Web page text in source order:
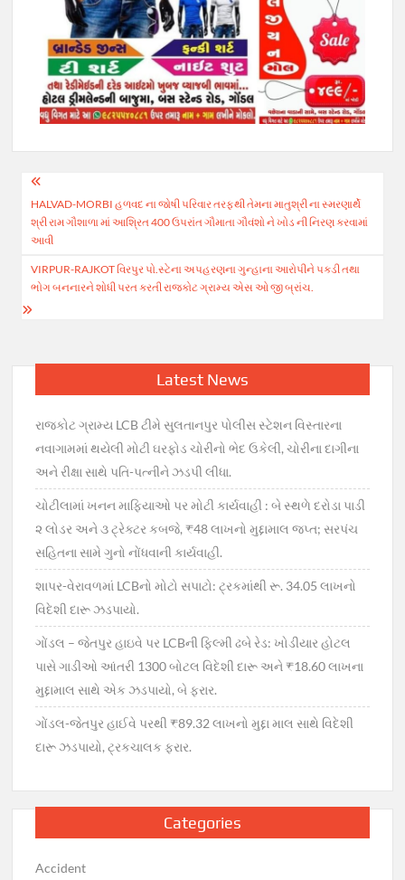
Post
navigation
HALVAD-MORBI હળવદ ના જોષી પરિવાર તરફથી તેમના માતુશ્રી ના સ્મરણાર્થે
શ્રી રામ ગૌશાળા માં આશ્રિત 400 ઉપરાંત ગૌમાતા ગૌવંશો ને ખોડ ની નિરણ કરવામાં
આવી
VIRPUR-RAJKOT વિરપુર પો.સ્ટેના અપહરણના ગુન્હાના આરોપીને પકડી તથા
ભોગ બનનારને શોધી પરત કરતી રાજકોટ ગ્રામ્ય એસ ઓ જી બ્રાંચ.
Latest News
રાજકોટ ગ્રામ્ય LCB ટીમે સુલતાનપુર પોલીસ સ્ટેશન વિસ્તારના
નવાગામમાં થયેલી મોટી ઘરફોડ ચોરીનો ભેદ ઉકેલી, ચોરીના દાગીના
અને રીક્ષા સાથે પતિ-પત્નીને ઝડપી લીધા.
ચોટીલામાં ખનન માફિયાઓ પર મોટી કાર્યવાહી : બે સ્થળે દરોડા પાડી
૨ લોડર અને ૩ ટ્રેક્ટર કબજે, ₹48 લાખનો મુદ્દામાલ જપ્ત; સરપંચ
સહિતના સામે ગુનો નોંધવાની કાર્યવાહી.
શાપર-વેરાવળમાં LCBનો મોટો સપાટો: ટ્રકમાંથી રૂ. 34.05 લાખનો
વિદેશી દારૂ ઝડપાયો.
ગોંડલ – જેતપુર હાઇવે પર LCBની ફિલ્મી ઢબે રેડ: ખોડીયાર હોટલ
પાસે ગાડીઓ આંતરી 1300 બોટલ વિદેશી દારૂ અને ₹18.60 લાખના
મુદ્દામાલ સાથે એક ઝડપાયો, બે ફરાર.
ગોંડલ-જેતપુર હાઈવે પરથી ₹89.32 લાખનો મુદ્દા માલ સાથે વિદેશી
દારૂ ઝડપાયો, ટ્રકચાલક ફરાર.
Categories
Accident